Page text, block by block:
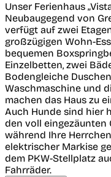
Unser Ferienhaus
Neubaugegend von
verfügt auf zwei
großzügigen Wohn-
bequemen
Einzelbetten, zwei
Bodengleiche
Waschmaschine und
machen das Haus zu
Auch Hunde sind hier
den voll eingezäunten
während Ihre
elektrischer Markise
dem PKW-Stellplatz
Fahrräder.